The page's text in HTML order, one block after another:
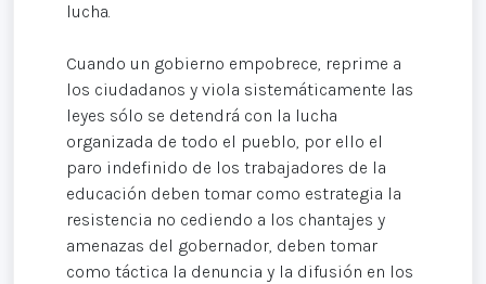
lucha.
Cuando un gobierno empobrece, reprime a
los ciudadanos y viola sistemáticamente las
leyes sólo se detendrá con la lucha
organizada de todo el pueblo, por ello el
paro indefinido de los trabajadores de la
educación deben tomar como estrategia la
resistencia no cediendo a los chantajes y
amenazas del gobernador, deben tomar
como táctica la denuncia y la difusión en los